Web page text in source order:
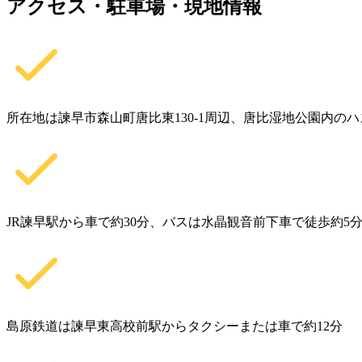
アクセス・駐車場・現地情報
所在地は諫早市森山町唐比東130-1周辺、唐比湿地公園内の
JR諫早駅から車で約30分、バスは水晶観音前下車で徒歩約5分
島原鉄道は諫早東高校前駅からタクシーまたは車で約12分